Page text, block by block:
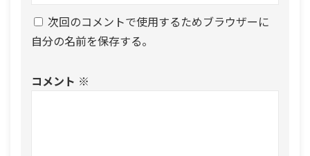
次回のコメントで使用するためブラウザーに
自分の名前を保存する。
コメント ※